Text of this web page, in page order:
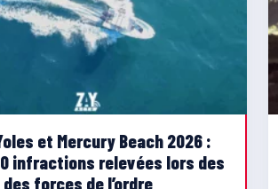
et Mercury Beach 2026 :
infractions relevées lors des
forces de l’ordre